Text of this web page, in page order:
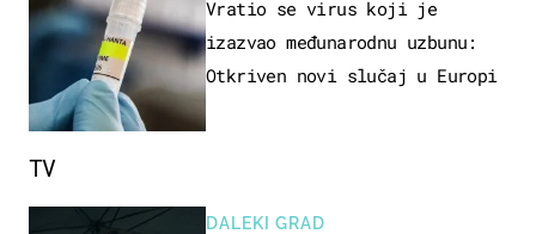
Vratio se virus koji je
izazvao međunarodnu uzbunu:
Otkriven novi slučaj u Europi
TV
DALEKI GRAD